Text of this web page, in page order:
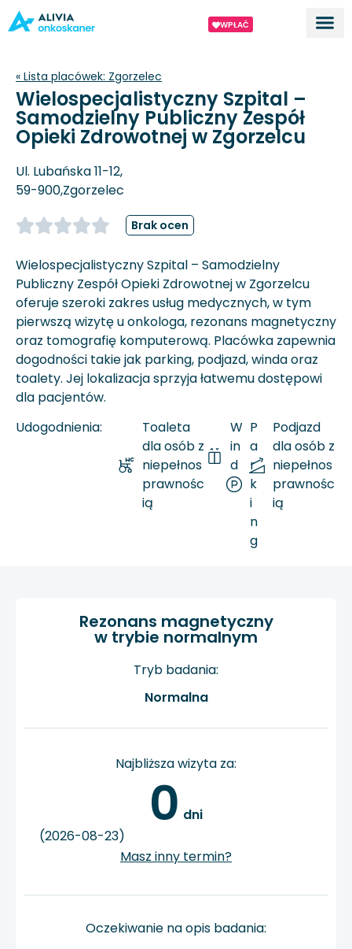
WPŁAĆ
« Lista placówek: Zgorzelec
Wielospecjalistyczny Szpital –
Samodzielny Publiczny Zespół
Opieki Zdrowotnej w Zgorzelcu
Ul. Lubańska 11-12,
59-900,Zgorzelec
Brak ocen
Wielospecjalistyczny Szpital – Samodzielny
Publiczny Zespół Opieki Zdrowotnej w Zgorzelcu
oferuje szeroki zakres usług medycznych, w tym
pierwszą wizytę u onkologa, rezonans magnetyczny
oraz tomografię komputerową. Placówka zapewnia
dogodności takie jak parking, podjazd, winda oraz
toalety. Jej lokalizacja sprzyja łatwemu dostępowi
dla pacjentów.
Udogodnienia:
Toaleta
dla osób z
niepełnos
prawnośc
ią
W
in
d
a
P
a
r
k
i
n
g
Podjazd
dla osób z
niepełnos
prawnośc
ią
Rezonans magnetyczny
w trybie normalnym
Tryb badania:
Normalna
Najbliższa wizyta za:
0 dni
(2026-08-23)
Masz inny termin?
Oczekiwanie na opis badania: